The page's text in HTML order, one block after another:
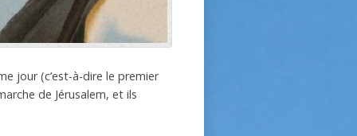
jour (c’est-à-dire le premier
de Jérusalem, et ils